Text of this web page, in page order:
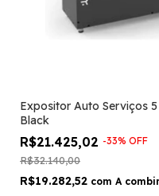
Expositor Auto Serviços
Black
R$21.425,02 -33% OFF
R$32.140,00
R$19.282,52 com A